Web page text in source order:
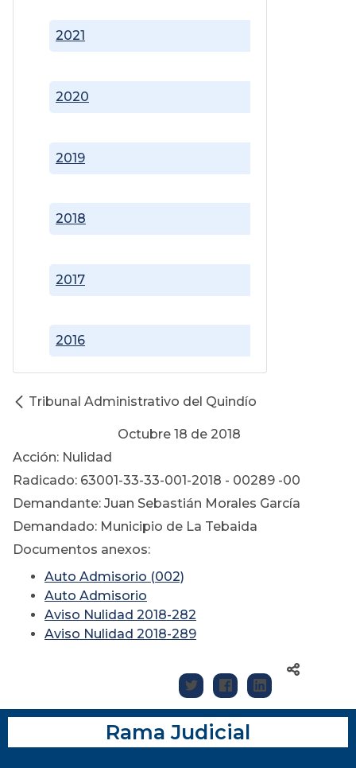
2016
2017
2018
2019
2020
2021
Tribunal Administrativo del Quindío
Octubre 18 de 2018
Acción: Nulidad
Radicado: 63001-33-33-001-2018 - 00289 -00
Demandante: Juan Sebastián Morales García
Demandado: Municipio de La Tebaida
Documentos anexos:
Auto Admisorio (002)
Auto Admisorio
Aviso Nulidad 2018-282
Aviso Nulidad 2018-289
Rama Judicial